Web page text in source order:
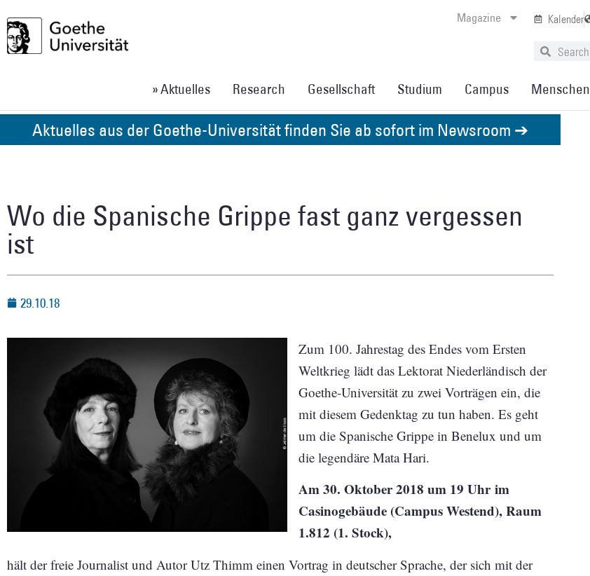
Magazine Kalender
» Aktuelles Research Gesellschaft Studium Campus Menschen
Aktuelles aus der Goethe-Universität finden Sie ab sofort im Newsroom ➔
Wo die Spanische Grippe fast ganz vergessen
ist
29.10.18
Zum 100. Jahrestag des Endes vom Ersten
Weltkrieg lädt das Lektorat Niederländisch der
Goethe-Universität zu zwei Vorträgen ein, die
mit diesem Gedenktag zu tun haben. Es geht
um die Spanische Grippe in Benelux und um
die legendäre Mata Hari.
Am 30. Oktober 2018 um 19 Uhrim
Casinogebäude (Campus Westend), Raum
1.812 (1. Stock),
hält der freie Journalist und Autor Utz Thimm einen Vortrag in deutscher Sprache, der sich mit der